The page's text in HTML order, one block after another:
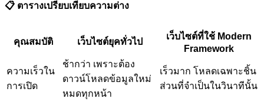
📋 ตารางเปรียบเทียบความต่าง
คุณสมบัติ เว็บไซต์ยุคทั่วไป
เว็บไซต์ที่ใช้ Modern
Framework
ความเร็วใน
การเปิด
ช้ากว่า เพราะต้อง
ดาวน์โหลดข้อมูลใหม่
หมดทุกหน้า
เร็วมาก โหลดเฉพาะชิ้น
ส่วนที่จำเป็นในวินาทีนั้น